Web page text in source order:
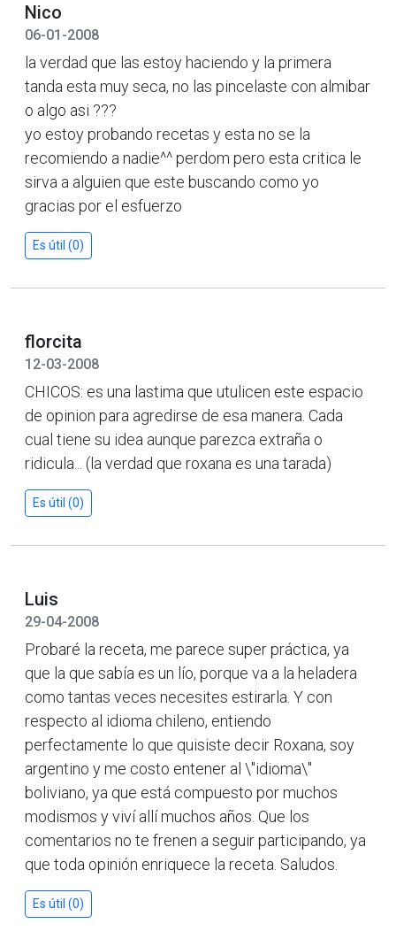
Nico
06-01-2008
la verdad que las estoy haciendo y la primera
tanda esta muy seca, no las pincelaste con almibar
o algo asi ???
yo estoy probando recetas y esta no se la
recomiendo a nadie^^ perdom pero esta critica le
sirva a alguien que este buscando como yo
gracias por el esfuerzo
Es útil (0)
florcita
12-03-2008
CHICOS: es una lastima que utulicen este espacio
de opinion para agredirse de esa manera. Cada
cual tiene su idea aunque parezca extraña o
ridicula... (la verdad que roxana es una tarada)
Es útil (0)
Luis
29-04-2008
Probaré la receta, me parece super práctica, ya
que la que sabía es un lío, porque va a la heladera
como tantas veces necesites estirarla. Y con
respecto al idioma chileno, entiendo
perfectamente lo que quisiste decir Roxana, soy
argentino y me costo entener al \"idioma\"
boliviano, ya que está compuesto por muchos
modismos y viví allí muchos años. Que los
comentarios no te frenen a seguir participando, ya
que toda opinión enriquece la receta. Saludos.
Es útil (0)